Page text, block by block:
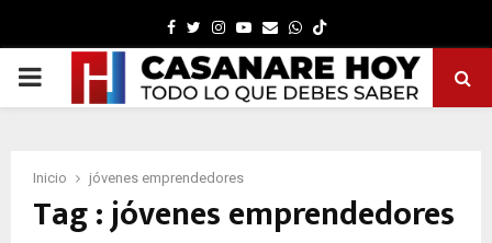
Facebook
TwitterInstagram
Youtube
EmailWhatsapp
PRIMARY
Inicio jóvenes emprendedores
Tag : jóvenes emprendedores